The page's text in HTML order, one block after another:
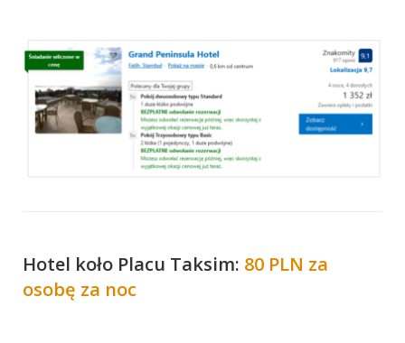
Hotel koło Placu Taksim: 80 PLN za
osobę za noc